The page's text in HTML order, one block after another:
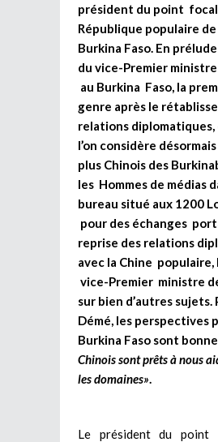
président du point focal
République populaire de
Burkina Faso. En
du vice-Premier
au Burkina Faso, la
genre après le
relations diplomatiques,
l’on considère
plus Chinois des
les Hommes de médias
bureau situé aux 1200
pour des échanges
reprise des relations
avec la Chine populaire,
vice-Premier ministre
sur bien d’autres sujets.
Démé, les perspectives
Burkina Faso sont
Chinois sont prêts à nous
les domaines»
Le président du